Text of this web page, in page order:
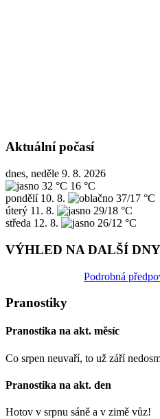
Aktuální počasí
dnes, neděle 9. 8. 2026
32 °C 16 °C
pondělí 10. 8.
37/17 °C
úterý 11. 8.
29/18 °C
středa 12. 8. 26/12 °C
VÝHLED NA DALŠÍ DNY
Podrobná
Pranostiky
Pranostika na akt. měsíc
Co srpen neuvaří, to už září
Pranostika na akt. den
Hotov v srpnu sáně a v zimě vůz!